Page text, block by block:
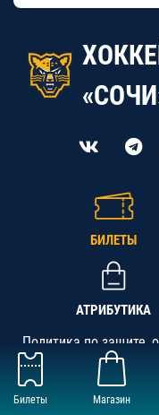
Билеты Магазин
БИЛЕТЫ
АТРИБУТИКА
Политика по защите,
АНО «СК